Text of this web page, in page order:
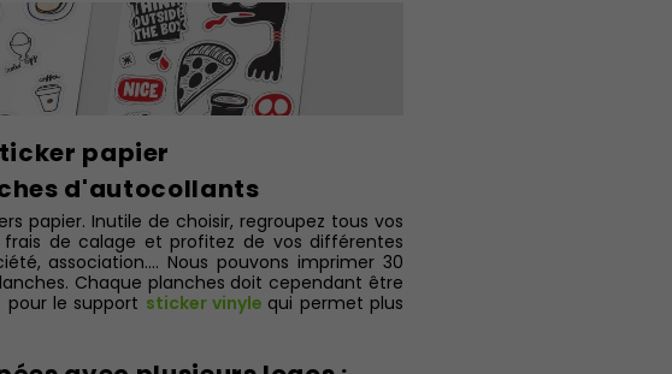
papier
d'autocollants
papier. Inutile de choisir, regroupez tous vos
de calage et profitez de vos différentes
association.... Nous pouvons imprimer 30
Chaque planches doit cependant être
le support sticker vinyle qui permet plus